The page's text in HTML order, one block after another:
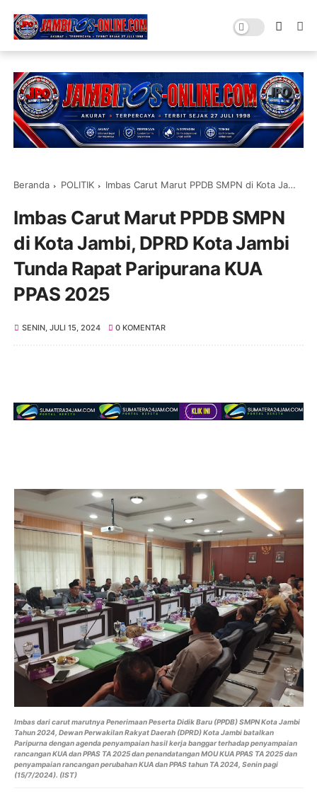
Beranda POLITIK Imbas Carut Marut PPDB SMPN di Kota Jambi, DPRD Kota Jambi Tunda Rapat Paripurana KUA PPAS 2025
Imbas Carut Marut PPDB SMPN
di Kota Jambi, DPRD Kota Jambi
Tunda Rapat Paripurana KUA
PPAS 2025
SENIN, JULI 15, 2024 0 KOMENTAR
Imbas dari carut marutnya Penerimaan Peserta Didik Baru (PPDB) SMPN Kota Jambi
Tahun 2024, Dewan Perwakilan Rakyat Daerah (DPRD) Kota Jambi batalkan
Paripurna dengan agenda penyampaian hasil kerja banggar terhadap penyampaian
rancangan KUA dan PPAS TA 2025 dan penandatangan MOU KUA PPAS TA 2025 dan
penyampaian rancangan perubahan KUA dan PPAS tahun TA 2024, Senin pagi
(15/7/2024). (IST)